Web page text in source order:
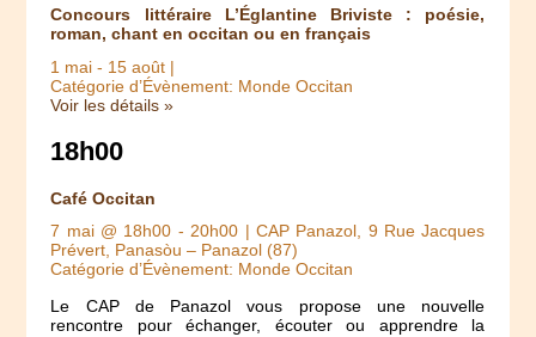
Concours littéraire L’Églantine Briviste : poésie,
roman, chant en occitan ou en français
1 mai - 15 août |
Catégorie d’Évènement: Monde Occitan
Voir les détails »
18h00
Café Occitan
7 mai @ 18h00 -20h00 | CAP Panazol, 9 Rue Jacques
Prévert, Panasòu – Panazol (87)
Catégorie d’Évènement: Monde Occitan
Le CAP de Panazol vous propose une nouvelle
rencontre pour échanger, écouter ou apprendre la